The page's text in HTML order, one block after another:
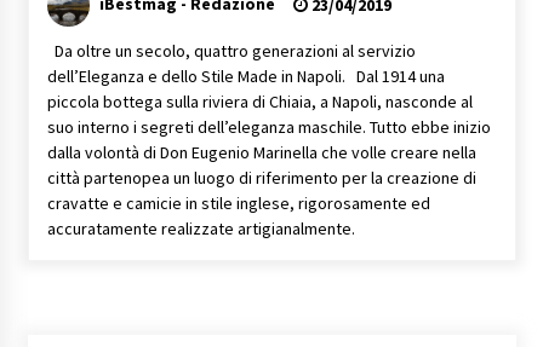
23/04/2019
Da oltre un secolo, quattro generazioni al servizio
dell’Eleganza e dello Stile Made in Napoli. Dal 1914 una
piccola bottega sulla riviera di Chiaia, a Napoli, nasconde al
suo interno i segreti dell’eleganza maschile. Tutto ebbe inizio
dalla volontà di Don Eugenio Marinella che volle creare nella
città partenopea un luogo di riferimento per la creazione di
cravatte e camicie in stile inglese, rigorosamente ed
accuratamente realizzate artigianalmente.